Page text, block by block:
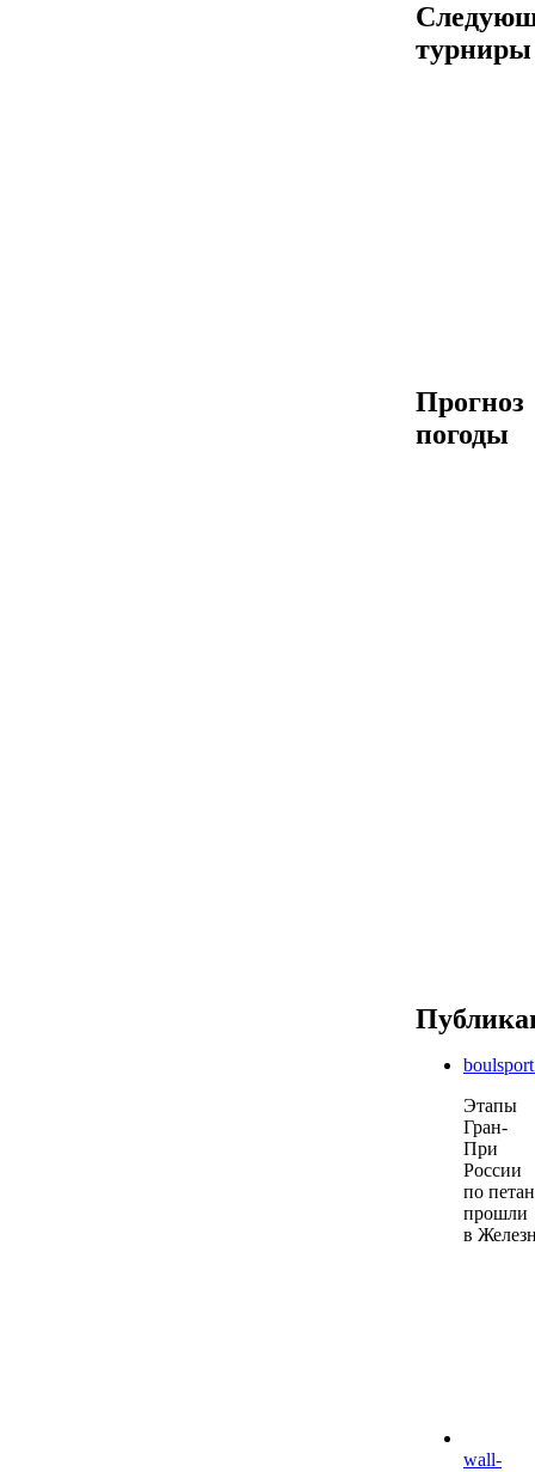
турниры
Прогноз
погоды
Этапы
Гран-
При
России
по
прошли
в
wall-